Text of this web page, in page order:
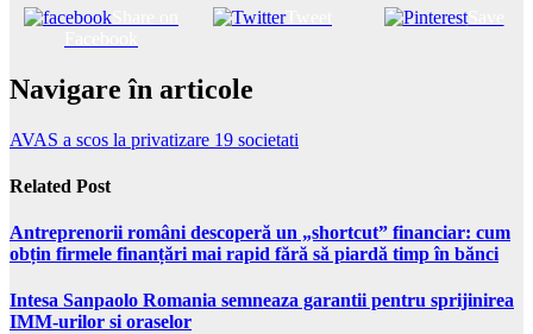
Tweet Save
Navigare în articole
AVAS a scos la privatizare 19 societati
Related Post
Antreprenorii români descoperă un „shortcut” financiar: cum
obțin firmele finanțări mai rapid fără să piardă timp în bănci
Intesa Sanpaolo Romania semneaza garantii pentru sprijinirea
IMM-urilor si oraselor